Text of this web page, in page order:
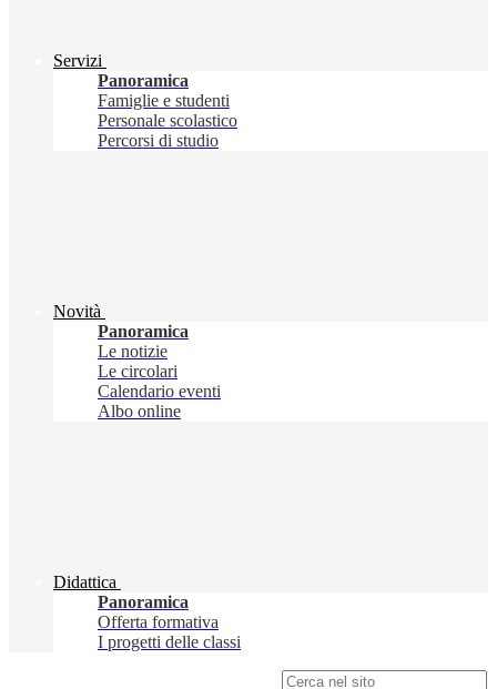
Servizi
Panoramica
Famiglie e studenti
Personale scolastico
Percorsi di studio
Novità
Panoramica
Le notizie
Le circolari
Calendario eventi
Albo online
Didattica
Panoramica
Offerta formativa
I progetti delle classi